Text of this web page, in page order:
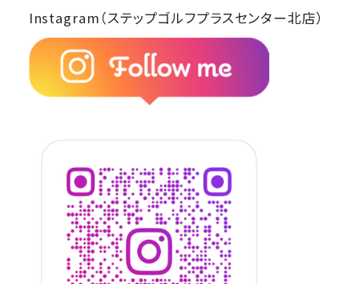
Instagram（ステップゴルフプラスセンター北店）